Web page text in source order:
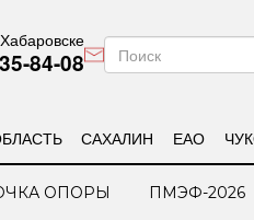
84-08
САХАЛИН ЕАО
ОПОРЫ ПМЭФ-2026